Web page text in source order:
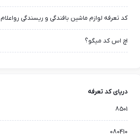
کد تعرفه لوازم ماشین بافندگی و ریسندگی
اچ اس کد میگو؟
دریای کد تعرفه
8501
080410